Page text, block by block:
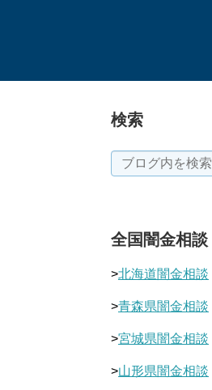
検索
全国闇金相談
>北海道闇金相談
>青森県闇金相談
>宮城県闇金相談
>山形県闇金相談